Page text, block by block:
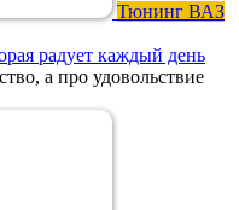
Тюнинг ВАЗ
радует каждый день
а про удовольствие